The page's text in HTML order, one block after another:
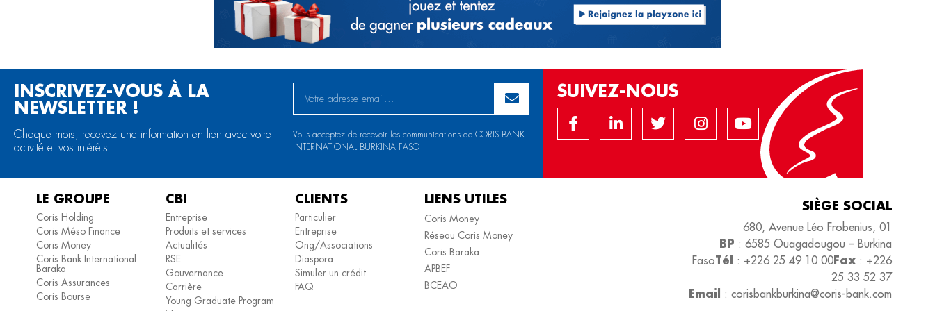
INSCRIVEZ-VOUS À LA
NEWSLETTER !
Chaque mois, recevez une information en lien avec votre
activité et vos intérêts !
Vous acceptez de recevoir les communications de CORIS BANK
INTERNATIONAL BURKINA FASO
SUIVEZ-NOUS
LE GROUPE
Coris Holding
Coris Méso Finance
Coris Money
Coris Bank International
Baraka
Coris Assurances
Coris Bourse
CBI
Entreprise
Produits et services
Actualités
RSE
Gouvernance
Carrière
Young Graduate Program
CLIENTS
Particulier
Entreprise
Ong/Associations
Diaspora
Simuler un crédit
FAQ
LIENS UTILES
Coris Money
Réseau Coris Money
Coris Baraka
APBEF
BCEAO
SIÈGE SOCIAL
680, Avenue Léo Frobenius, 01
BP : 6585 Ouagadougou – Burkina
FasoTél : +226 25 49 10 00Fax : +226
25 33 52 37
Email : corisbankburkina@coris-bank.com